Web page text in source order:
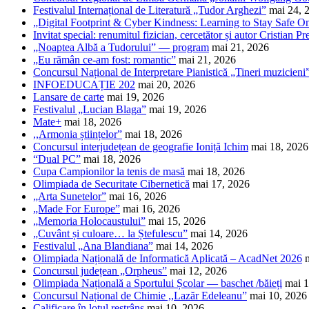
Festivalul Internațional de Literatură „Tudor Arghezi” mai 24,
„Digital Footprint & Cyber Kindness: Learning to Stay Safe
Invitat special: renumitul fizician, cercetător și autor Cristian
„Noaptea Albă a Tudorului” — program mai 21, 2026
„Eu rămân ce-am fost: romantic” mai 21, 2026
Concursul Național de Interpretare Pianistică „Tineri
INFOEDUCAȚIE 202 mai 20, 2026
Lansare de carte mai 19, 2026
Festivalul „Lucian Blaga” mai 19, 2026
Mate+ mai 18, 2026
,,Armonia științelor” mai 18, 2026
Concursul interjudețean de geografie Ioniță Ichim mai 18, 2026
“Dual PC” mai 18, 2026
Cupa Campionilor la tenis de masă mai 18, 2026
Olimpiada de Securitate Cibernetică mai 17, 2026
„Arta Sunetelor” mai 16, 2026
„Made For Europe” mai 16, 2026
„Memoria Holocaustului” mai 15, 2026
„Cuvânt și culoare… la Ștefulescu” mai 14, 2026
Festivalul „Ana Blandiana” mai 14, 2026
Olimpiada Națională de Informatică Aplicată – AcadNet 2026
Concursul județean „Orpheus” mai 12, 2026
Olimpiada Națională a Sportului Școlar — baschet /băieți mai
Concursul Național de Chimie ,,Lazăr Edeleanu” mai 10, 2026